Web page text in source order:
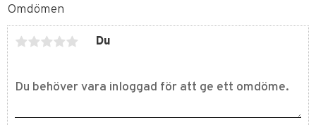
Omdömen
Du